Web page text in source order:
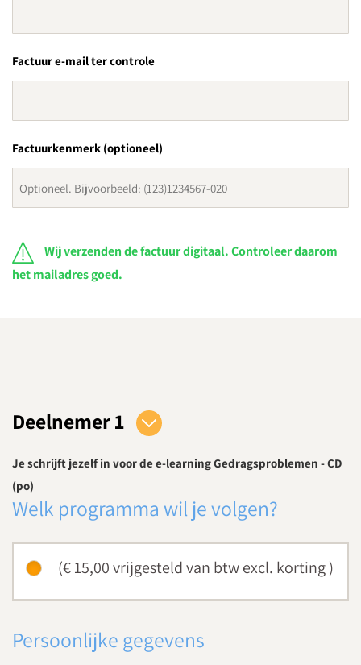
Factuur e-mail ter controle
Factuurkenmerk (optioneel)
Wij verzenden de factuur digitaal. Controleer daarom
het mailadres goed.
Deelnemer 1
Je schrijft jezelf in voor de e-learning Gedragsproblemen - CD
(po)
Welk programma wil je volgen?
(€ 15,00vrijgesteld van btwexcl. korting)
Persoonlijke gegevens